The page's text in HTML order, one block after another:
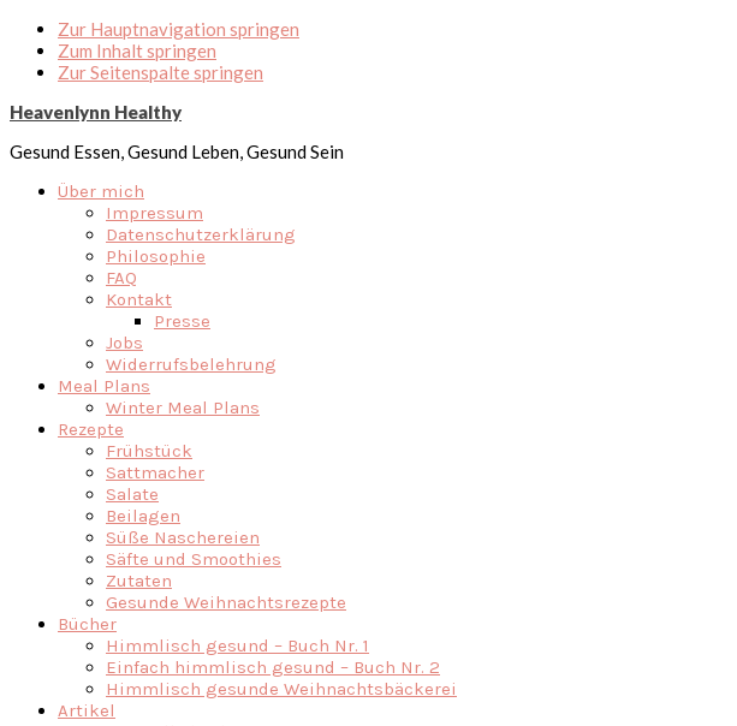
Zur Hauptnavigation springen
Zum Inhalt springen
Zur Seitenspalte springen
Heavenlynn Healthy
Gesund Essen, Gesund Leben, Gesund Sein
Über mich
Impressum
Datenschutzerklärung
Philosophie
FAQ
Kontakt
Presse
Jobs
Widerrufsbelehrung
Meal Plans
Winter Meal Plans
Rezepte
Frühstück
Sattmacher
Salate
Beilagen
Süße Naschereien
Säfte und Smoothies
Zutaten
Gesunde Weihnachtsrezepte
Bücher
Himmlisch gesund – Buch Nr. 1
Einfach himmlisch gesund – Buch Nr. 2
Himmlisch gesunde Weihnachtsbäckerei
Artikel